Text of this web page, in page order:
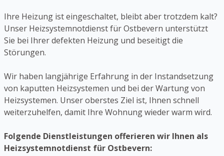
Ihre Heizung ist eingeschaltet, bleibt aber trotzdem kalt?
Unser Heizsystemnotdienst für Ostbevern unterstützt
Sie bei Ihrer defekten Heizung und beseitigt die
Störungen.
Wir haben langjährige Erfahrung in der Instandsetzung
von kaputten Heizsystemen und bei der Wartung von
Heizsystemen. Unser oberstes Ziel ist, Ihnen schnell
weiterzuhelfen, damit Ihre Wohnung wieder warm wird.
Folgende Dienstleistungen offerieren wir Ihnen als
Heizsystemnotdienst für Ostbevern: